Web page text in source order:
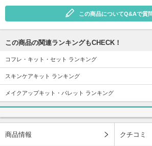
この商品についてQ&Aで質
この商品の関連ランキングもCHECK！
コフレ・キット・セット ランキング
スキンケアキット ランキング
メイクアップキット・パレット ランキング
商品情報 クチコミ